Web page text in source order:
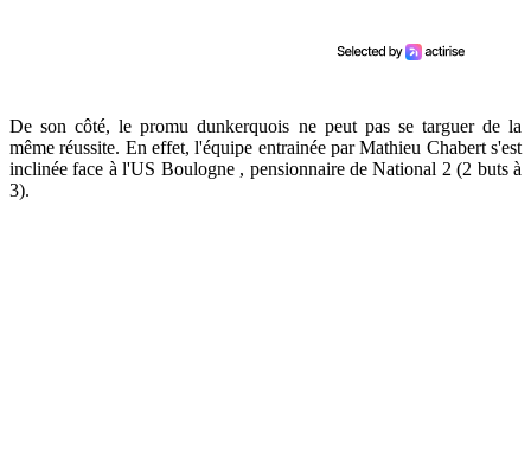
De son côté, le promu dunkerquois ne peut pas se targuer de la
même réussite. En effet, l'équipe entrainée par Mathieu Chabert s'est
inclinée face à l'US Boulogne , pensionnaire de National 2 (2 buts à
3).